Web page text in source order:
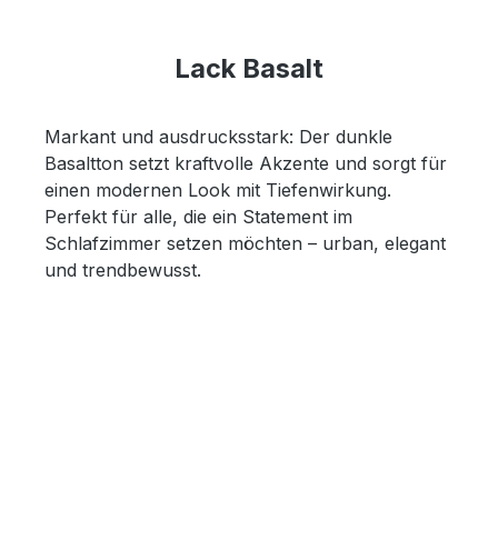
Lack Basalt
Markant und ausdrucksstark: Der dunkle
Basaltton setzt kraftvolle Akzente und sorgt für
einen modernen Look mit Tiefenwirkung.
Perfekt für alle, die ein Statement im
Schlafzimmer setzen möchten – urban, elegant
und trendbewusst.